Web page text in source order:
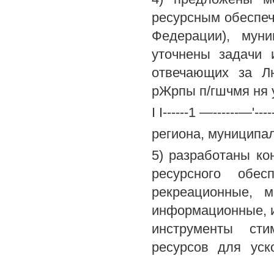
ресурсным
Федерации),
уточнены задачи
отвечающих за
рЖрпы п/гшчмя ня
I I------1 —------
региона,
5) разработаны
ресурсного
рекреационные,
информационные,
инструменты
ресурсов для